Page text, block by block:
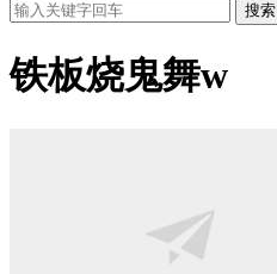
搜索
铁板烧鬼舞w